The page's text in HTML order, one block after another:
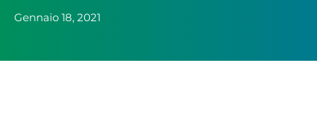
Gennaio 18, 2021